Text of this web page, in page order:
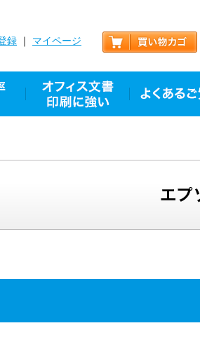
録 ｜ マイページ